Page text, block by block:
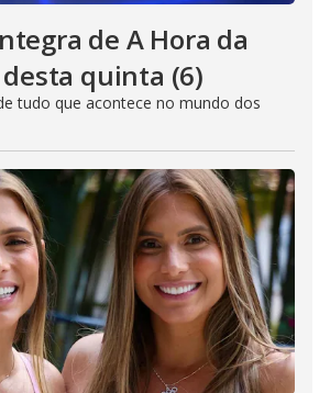
de A Hora da
quinta (6)
tudo que acontece no mundo dos